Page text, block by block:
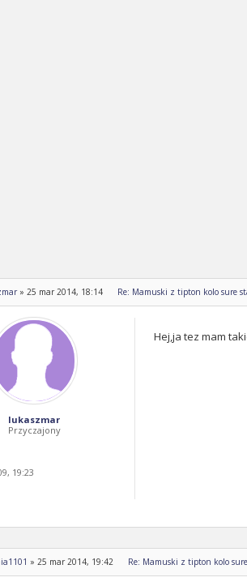
» 25 mar 2014, 18:14 Re: Mamuski z tipton kolo sure
Hej,ja tez mam
lukaszmar
Przyczajony
19:23
» 25 mar 2014, 19:42 Re: Mamuski z tipton kolo